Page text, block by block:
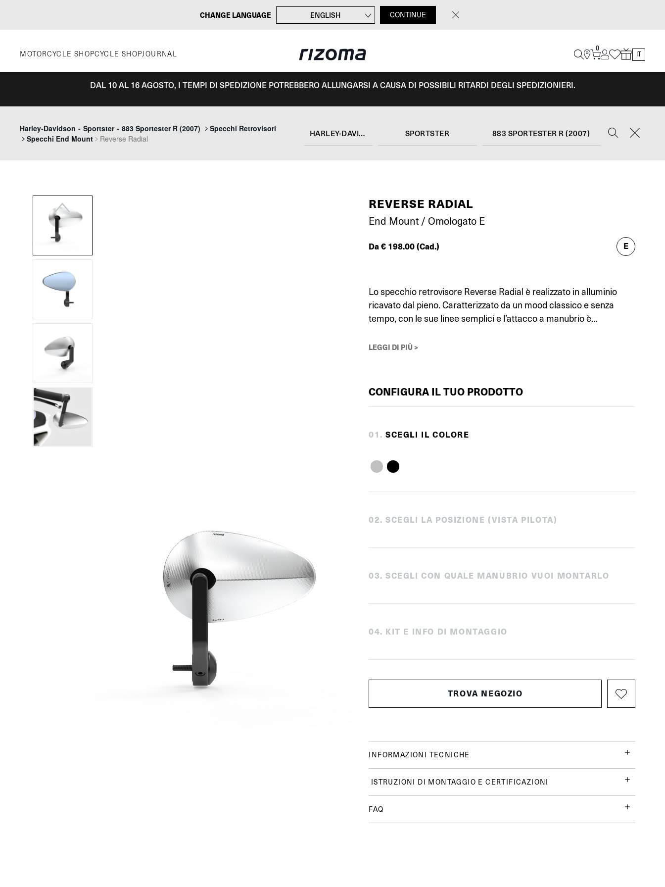
CHANGE LANGUAGE
ENGLISH
DEUTSCH
CONTINUE
MOTORCYCLE SHOPCYCLE SHOPJOURNAL
0
DAL 10 AL 16 AGOSTO, I TEMPI DI SPEDIZIONE POTREBBERO ALLUNGARSI A CAUSA DI POSSIBILI RITARDI DEGLI SPEDIZIONIERI.
Harley-Davidson - Sportster - 883 Sportester R (2007)
Specchi Retrovisori
Specchi End Mount
Reverse Radial
HARLEY-DAVIDSON SPORTSTER 883 SPORTESTER R (2007)
Previous
REVERSE RADIAL
End Mount / Omologato E
Da€ 198.00(Cad.) E
Lo specchio retrovisore Reverse Radial è realizzato in alluminio
ricavato dal pieno. Caratterizzato da un mood classico e senza
tempo, con le sue linee semplici e l’attacco a manubrio è...
LEGGI DI PIÙ >
CONFIGURA IL TUO PRODOTTO
01 . SCEGLI IL COLORE
02. SCEGLI LA POSIZIONE (VISTA PILOTA)
03. SCEGLI CON QUALE MANUBRIO VUOI MONTARLO
04. KIT E INFO DI MONTAGGIO
TROVA NEGOZIO
INFORMAZIONI TECNICHE
ISTRUZIONI DI MONTAGGIO E CERTIFICAZIONI
FAQ